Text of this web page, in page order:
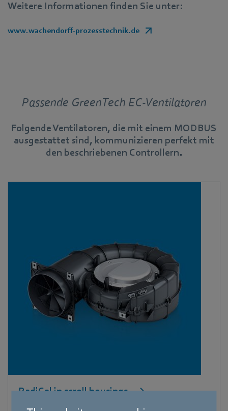
Weitere Informationen finden Sie unter:
www.wachendorff-prozesstechnik.de
Passende GreenTech EC-Ventilatoren
Folgende Ventilatoren, die mit einem MODBUS
ausgestattet sind, kommunizieren perfekt mit
den beschriebenen Controllern.
RadiCal in scroll housings